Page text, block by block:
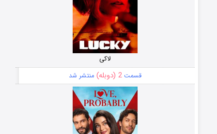
لاکی
قسمت2 (دوبله) منتشر شد